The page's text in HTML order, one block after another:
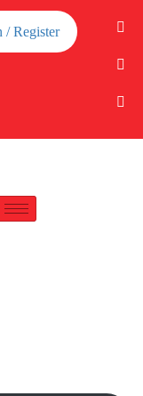
/ Register